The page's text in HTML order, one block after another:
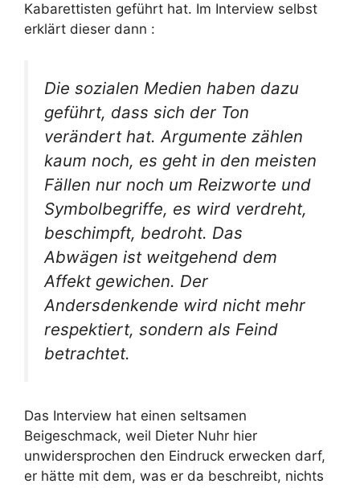
Kabarettisten geführt hat. Im Interview selbst
erklärt dieser dann :
Die sozialen Medien haben dazu
geführt, dass sich der Ton
verändert hat. Argumente zählen
kaum noch, es geht in den meisten
Fällen nur noch um Reizworte und
Symbolbegriffe, es wird verdreht,
beschimpft, bedroht. Das
Abwägen ist weitgehend dem
Affekt gewichen. Der
Andersdenkende wird nicht mehr
respektiert, sondern als Feind
betrachtet.
Das Interview hat einen seltsamen
Beigeschmack, weil Dieter Nuhr hier
unwidersprochen den Eindruck erwecken darf,
er hätte mit dem, was er da beschreibt, nichts